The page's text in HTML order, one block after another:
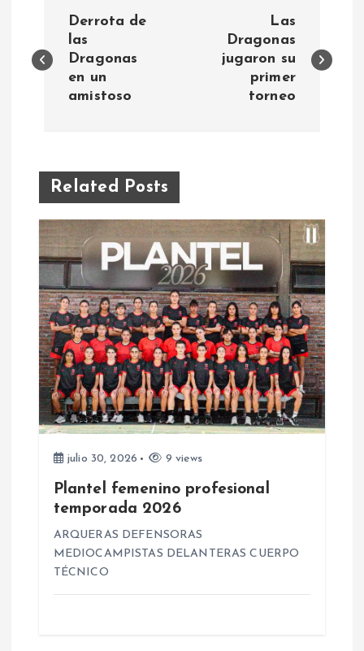
a
g
a
c
ó
n
d
Derrota de
las
Dragonas
en un
amistoso
Las
Dragonas
jugaron su
primer
torneo
Related Posts
julio 30, 2026 9 views
Plantel femenino profesional
temporada 2026
ARQUERAS DEFENSORAS
MEDIOCAMPISTAS DELANTERAS CUERPO
TÉCNICO